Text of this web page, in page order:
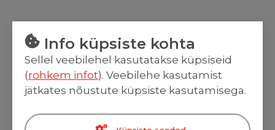
Info küpsiste kohta
Sellel veebilehel kasutatakse küpsiseid
(rohkem infot). Veebilehe kasutamist
jätkates nõustute küpsiste kasutamisega.